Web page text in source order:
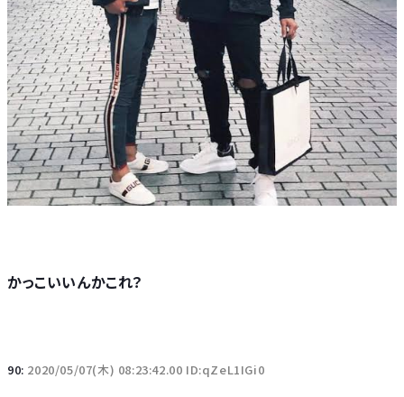
かっこいいんかこれ？
90: 2020/05/07(木) 08:23:42.00 ID:qZeL1IGi0